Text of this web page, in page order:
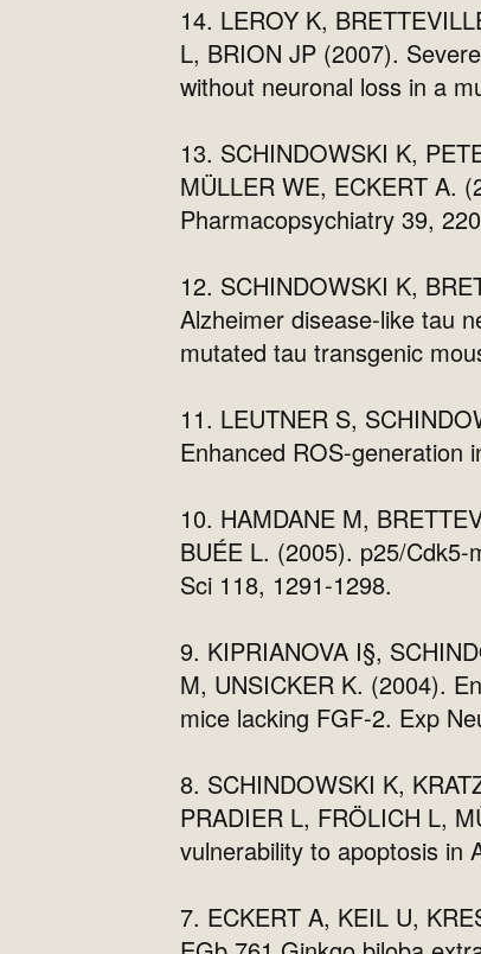
14. LEROY K,
L, BRION JP (2007).
without neuronal loss in a
13. SCHINDOWSKI K,
MÜLLER WE, ECKERT A.
Pharmacopsychiatry 39,
12. SCHINDOWSKI K,
Alzheimer disease-like tau
mutated tau transgenic
11. LEUTNER S,
Enhanced ROS-generation
10. HAMDANE M,
BUÉE L. (2005). p25/
Sci 118, 1291-1298.
9. KIPRIANOVA I§,
M, UNSICKER K. (2004).
mice lacking FGF-2. Exp
8. SCHINDOWSKI K,
PRADIER L, FRÖLICH L,
vulnerability to apoptosis in
7. ECKERT A, KEIL U,